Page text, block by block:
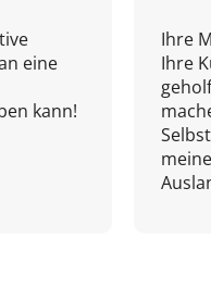
eine
kann!
Ihre
Ihre